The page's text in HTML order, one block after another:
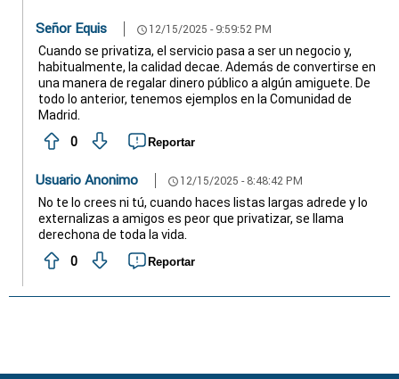
Señor Equis schedule 12/15/2025 - 9:59:52 PM
Cuando se privatiza, el servicio pasa a ser un negocio y,
habitualmente, la calidad decae. Además de convertirse en
una manera de regalar dinero público a algún amiguete. De
todo lo anterior, tenemos ejemplos en la Comunidad de
Madrid.
0
Reportar
Usuario Anonimo schedule 12/15/2025 - 8:48:42 PM
No te lo crees ni tú, cuando haces listas largas adrede y lo
externalizas a amigos es peor que privatizar, se llama
derechona de toda la vida.
0
Reportar